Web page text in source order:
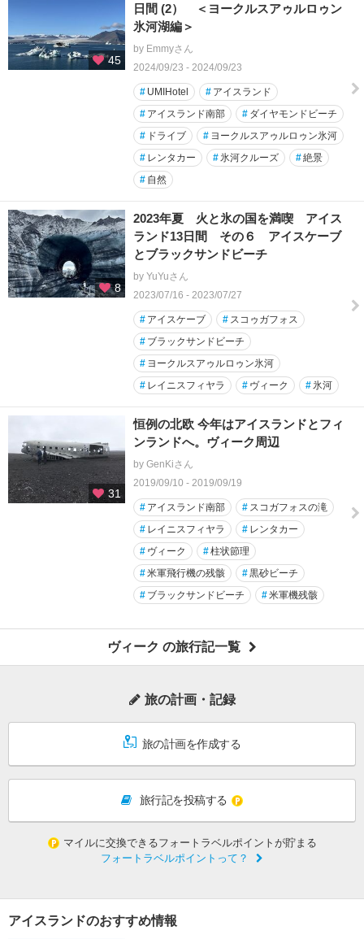
45
日間 (2） ＜ヨークルスアゥルロゥン
氷河湖編＞
by Emmyさん
2024/09/23 - 2024/09/23
# UMIHotel # アイスランド
# アイスランド南部 # ダイヤモンドビーチ
# ドライブ # ヨークルスアゥルロゥン氷河
# レンタカー # 氷河クルーズ #絶景
# 自然
8
2023年夏 火と氷の国を満喫 アイス
ランド13日間 その６ アイスケーブ
とブラックサンドビーチ
by YuYuさん
2023/07/16 - 2023/07/27
# アイスケーブ # スコゥガフォス
# ブラックサンドビーチ
# ヨークルスアゥルロゥン氷河
# レイニスフィヤラ # ヴィーク # 氷河
31
恒例の北欧 今年はアイスランドとフィ
ンランドへ。ヴィーク周辺
by GenKiさん
2019/09/10 - 2019/09/19
# アイスランド南部 # スコガフォスの滝
# レイニスフィヤラ # レンタカー
# ヴィーク #柱状節理
#米軍飛行機の残骸 #黒砂ビーチ
# ブラックサンドビーチ #米軍機残骸
ヴィーク の旅行記一覧
旅の計画・記録
旅の計画を作成する
旅行記を投稿する
マイルに交換できるフォートラベルポイントが貯まる
フォートラベルポイントって？
アイスランドのおすすめ情報